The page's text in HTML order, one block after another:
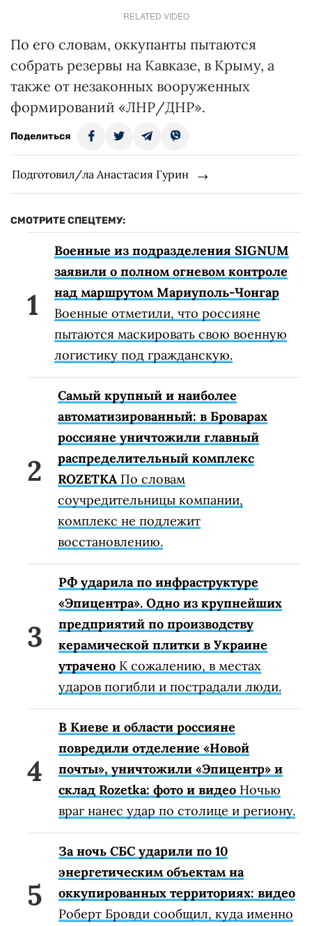
RELATED VIDEO
По его словам, оккупанты пытаются
собрать резервы на Кавказе, в Крыму, а
также от незаконных вооруженных
формирований «ЛНР/ДНР».
Поделиться
Подготовил/ла Анастасия Гурин
СМОТРИТЕ СПЕЦТЕМУ:
Военные из подразделения SIGNUM
заявили о полном огневом контроле
над маршрутом Мариуполь-Чонгар
Военные отметили, что россияне
пытаются маскировать свою военную
логистику под гражданскую.
Самый крупный и наиболее
автоматизированный: в Броварах
россияне уничтожили главный
распределительный комплекс
ROZETKA По словам
соучредительницы компании,
комплекс не подлежит
восстановлению.
РФ ударила по инфраструктуре
«Эпицентра». Одно из крупнейших
предприятий по производству
керамической плитки в Украине
утрачено К сожалению, в местах
ударов погибли и пострадали люди.
В Киеве и области россияне
повредили отделение «Новой
почты», уничтожили «Эпицентр» и
склад Rozetka: фото и видео Ночью
враг нанес удар по столице и региону.
За ночь СБС ударили по 10
энергетическим объектам на
оккупированных территориях: видео
Роберт Бровди сообщил, куда именно